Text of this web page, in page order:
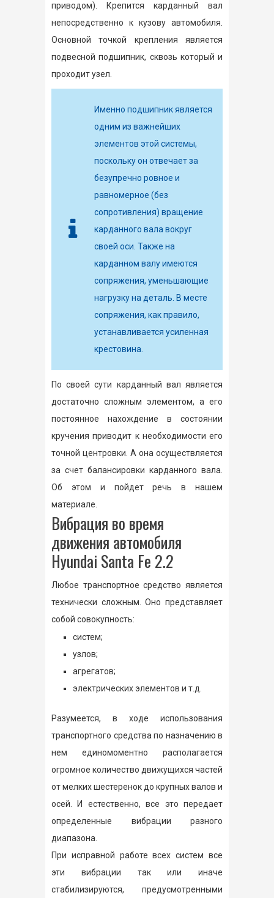
приводом). Крепится карданный вал
непосредственно к кузову автомобиля.
Основной точкой крепления является
подвесной подшипник, сквозь который и
проходит узел.
Именно подшипник является
одним из важнейших
элементов этой системы,
поскольку он отвечает за
безупречно ровное и
равномерное (без
сопротивления) вращение
карданного вала вокруг
своей оси. Также на
карданном валу имеются
сопряжения, уменьшающие
нагрузку на деталь. В месте
сопряжения, как правило,
устанавливается усиленная
крестовина.
По своей сути карданный вал является
достаточно сложным элементом, а его
постоянное нахождение в состоянии
кручения приводит к необходимости его
точной центровки. А она осуществляется
за счет балансировки карданного вала.
Об этом и пойдет речь в нашем
материале.
Вибрация во время
движения автомобиля
Hyundai Santa Fe 2.2
Любое транспортное средство является
технически сложным. Оно представляет
собой совокупность:
систем;
узлов;
агрегатов;
электрических элементов и т.д.
Разумеется, в ходе использования
транспортного средства по назначению в
нем единомоментно располагается
огромное количество движущихся частей
от мелких шестеренок до крупных валов и
осей. И естественно, все это передает
определенные вибрации разного
диапазона.
При исправной работе всех систем все
эти вибрации так или иначе
стабилизируются, предусмотренными